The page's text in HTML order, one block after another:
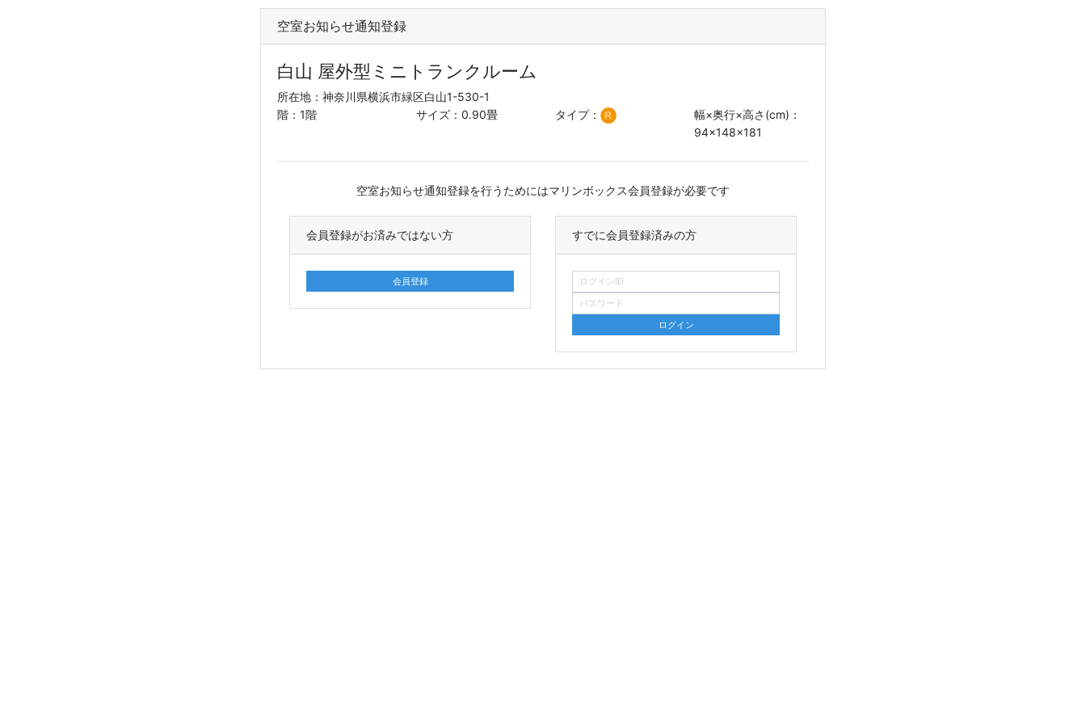
空室お知らせ通知登録
白山 屋外型ミニトランクルーム
所在地：神奈川県横浜市緑区白山1-530-1
階：1階
サイズ：0.90畳 タイプ：
幅×奥行×高さ(cm)：
94×148×181
空室お知らせ通知登録を行うためにはマリンボックス会員登録が必要です
会員登録がお済みではない方
会員登録
すでに会員登録済みの方
ログインID
パスワード
ログイン